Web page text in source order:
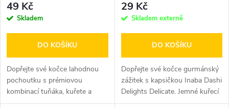
49 Kč
Skladem
DO KOŠÍKU
Dopřejte své kočce lahodnou
pochoutku s prémiovou
kombinací tuňáka, kuřete a
jemné hřebenatky. Kapsičky
29 Kč
Skladem externě
DO KOŠÍKU
Dopřejte své kočce gurmánský
zážitek s kapsičkou Inaba Dashi
Delights Delicate. Jemné kuřecí
maso je obohaceno...